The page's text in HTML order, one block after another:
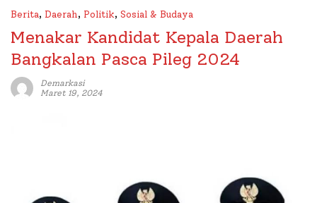
Berita, Daerah, Politik, Sosial & Budaya
Menakar Kandidat Kepala Daerah
Bangkalan Pasca Pileg 2024
Demarkasi
Maret 19, 2024